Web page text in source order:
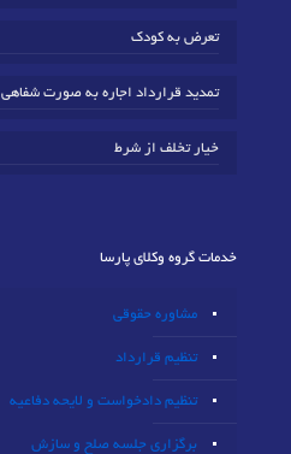
تعرض به کودک
تمدید قرارداد اجاره به صورت شفاهی
خیار تخلف از شرط
خدمات گروه وکلای پارسا
مشاوره حقوقی
تنظیم قرارداد
تنظیم دادخواست و لایحه دفاعیه
برگزاری جلسه صلح و سازش